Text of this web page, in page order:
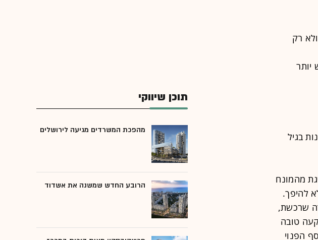
רק
יותר
אמנות בגיל
מהמונח
להיפך.
שרכשת,
טובה
הפנוי
תוכן שיווקי
מהפכת המשרדים מגיעה לירושלים
הרובע החדש שמשנה את אשדוד